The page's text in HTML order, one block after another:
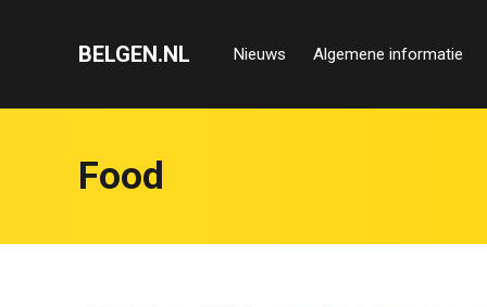
BELGEN.NL Nieuws Algemene informatie
Food